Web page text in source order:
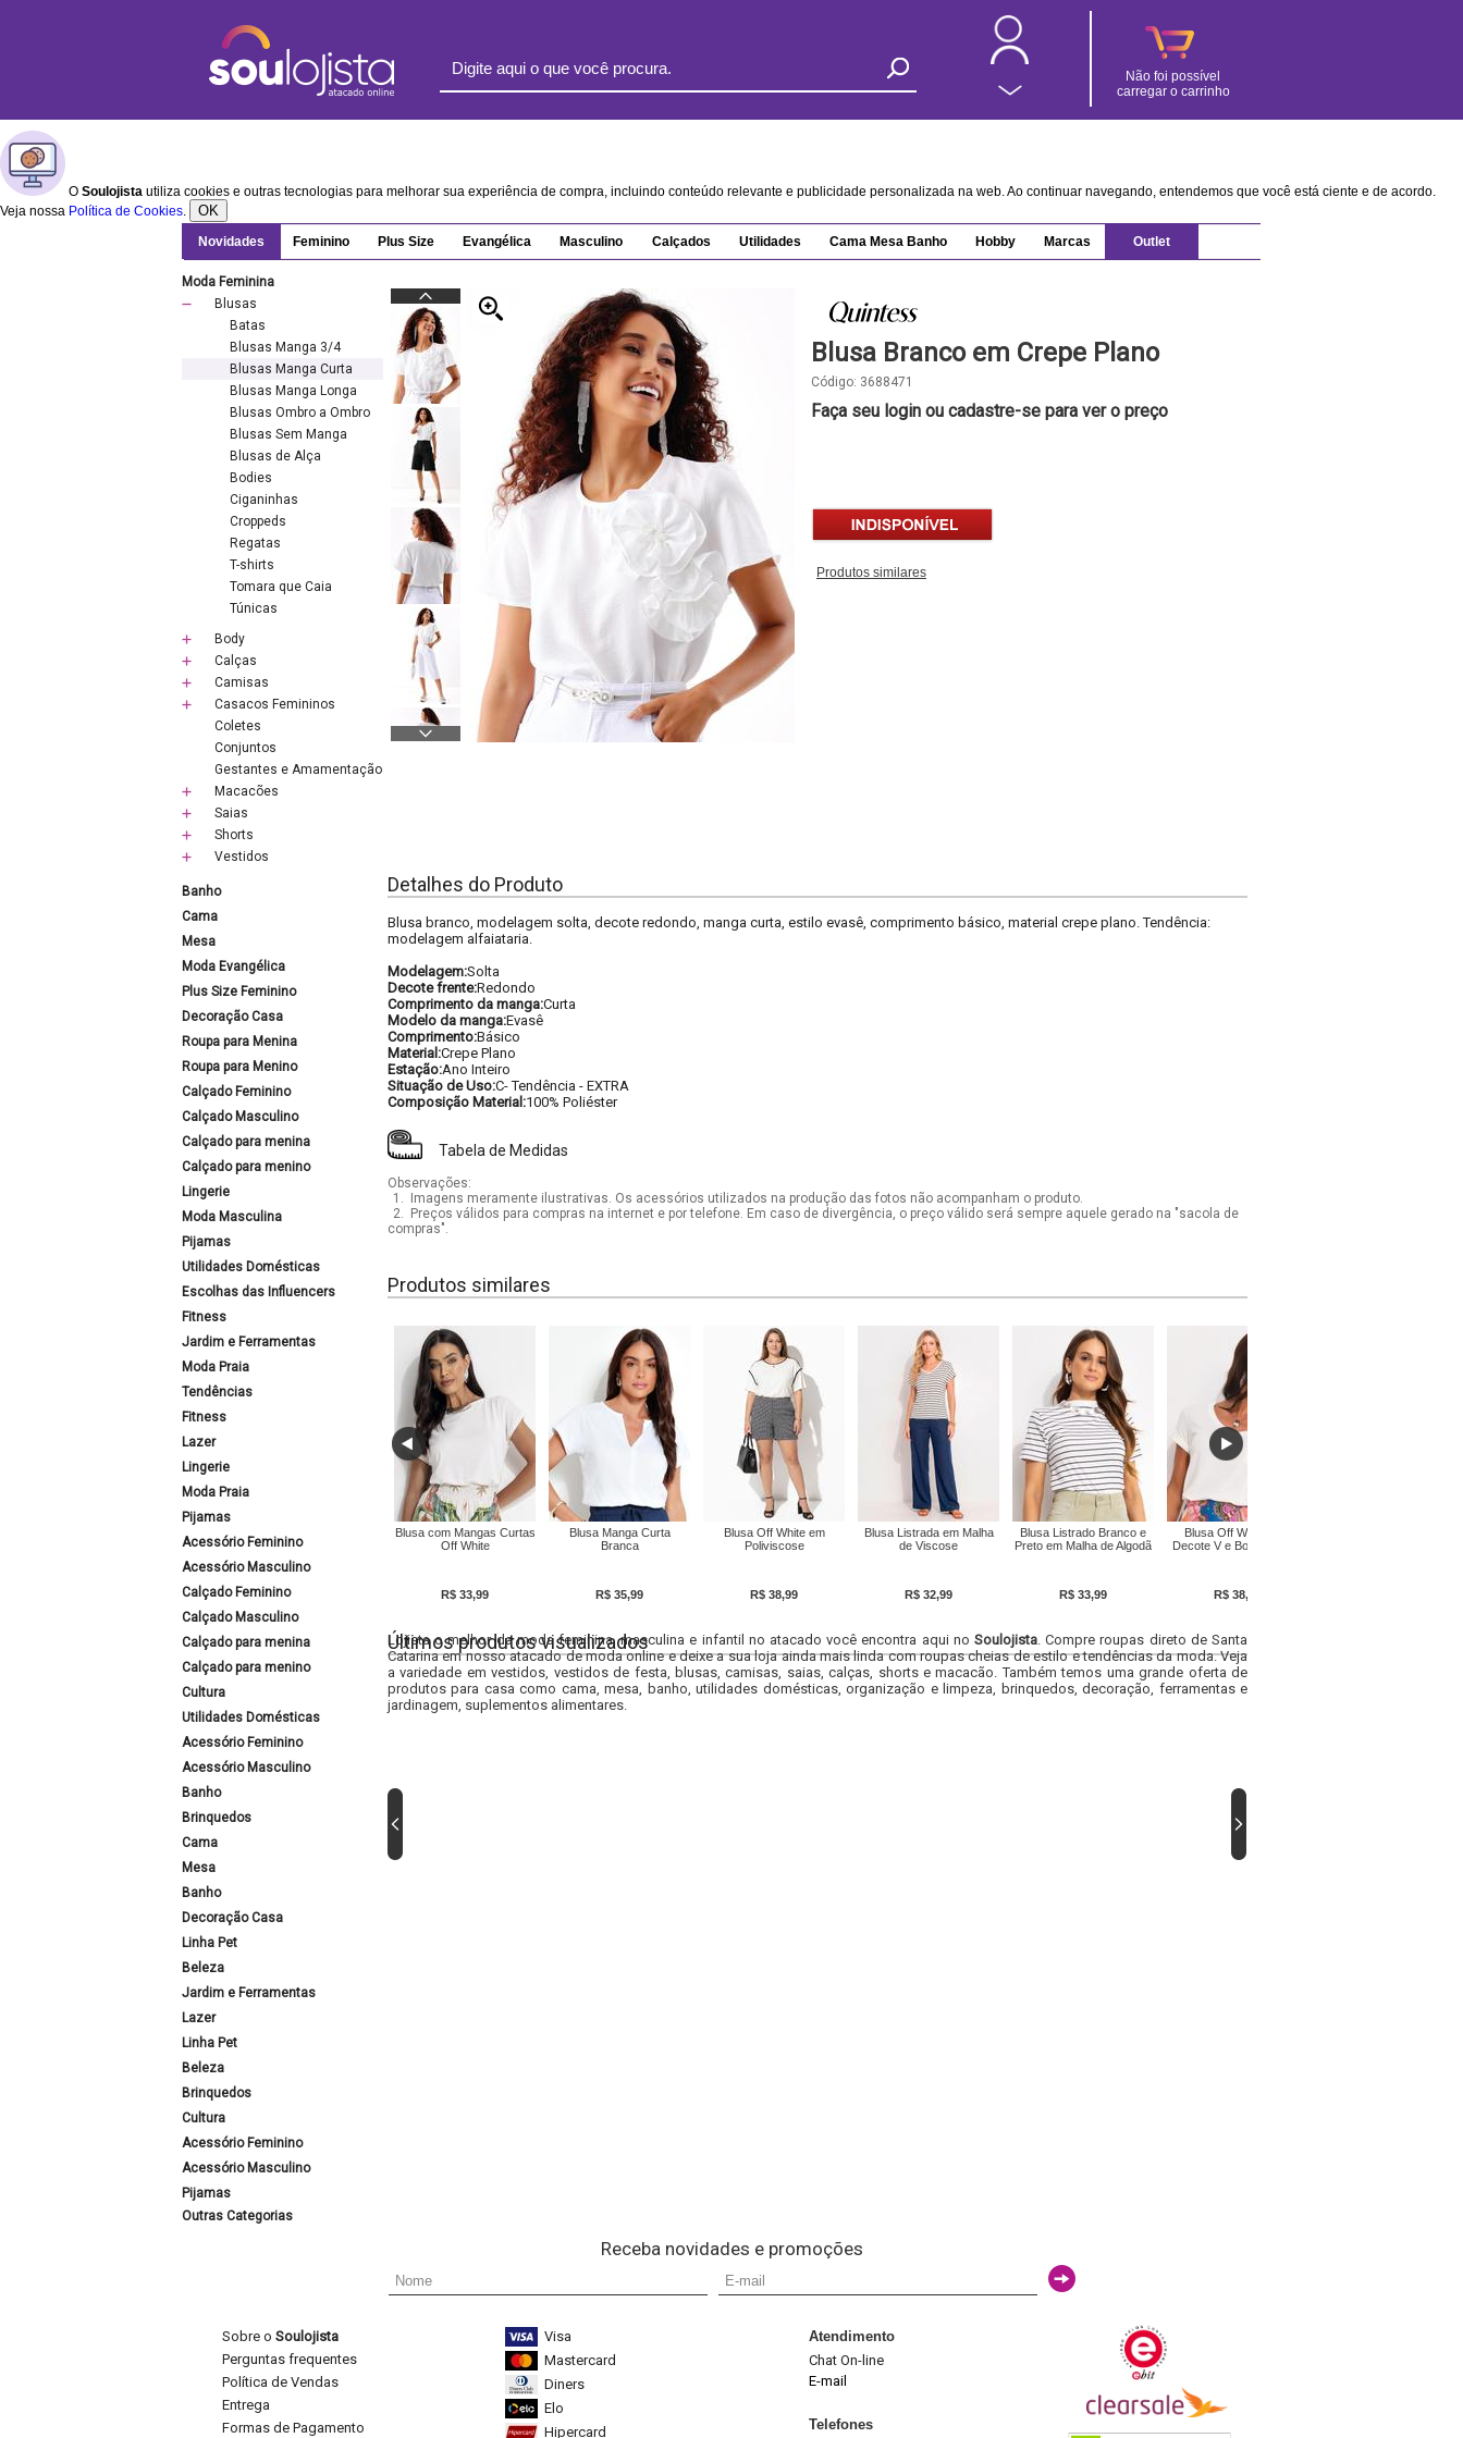
Não foi possível
carregar o carrinho
O Soulojista utiliza cookies e outras tecnologias para melhorar sua experiência de compra, incluindo conteúdo relevante e publicidade personalizada na web. Ao continuar navegando, entendemos que você está ciente e de acordo.
Veja nossa Política de Cookies. OK
Novidades Feminino Plus Size Evangélica Masculino Calçados Utilidades Cama Mesa Banho Hobby Marcas Outlet
Moda Feminina
Blusas
Batas
Blusas Manga 3/4
Blusas Manga Curta
Blusas Manga Longa
Blusas Ombro a Ombro
Blusas Sem Manga
Blusas de Alça
Bodies
Ciganinhas
Croppeds
Regatas
T-shirts
Tomara que Caia
Túnicas
Body
Calças
Camisas
Casacos Femininos
Coletes
Conjuntos
Gestantes e Amamentação
Macacões
Saias
Shorts
Vestidos
Banho
Cama
Mesa
Moda Evangélica
Plus Size Feminino
Decoração Casa
Roupa para Menina
Roupa para Menino
Calçado Feminino
Calçado Masculino
Calçado para menina
Calçado para menino
Lingerie
Moda Masculina
Pijamas
Utilidades Domésticas
Escolhas das Influencers
Fitness
Jardim e Ferramentas
Moda Praia
Tendências
Fitness
Lazer
Lingerie
Moda Praia
Pijamas
Acessório Feminino
Acessório Masculino
Calçado Feminino
Calçado Masculino
Calçado para menina
Calçado para menino
Cultura
Utilidades Domésticas
Acessório Feminino
Acessório Masculino
Banho
Brinquedos
Cama
Mesa
Banho
Decoração Casa
Linha Pet
Beleza
Jardim e Ferramentas
Lazer
Linha Pet
Beleza
Brinquedos
Cultura
Acessório Feminino
Acessório Masculino
Pijamas
Outras Categorias
Blusa Branco em Crepe Plano
Código: 3688471
Faça seu login ou cadastre-se para ver o preço
Produtos similares
Detalhes do Produto
Blusa branco, modelagem solta, decote redondo, manga curta, estilo evasê, comprimento básico, material crepe plano. Tendência:
modelagem alfaiataria.
Modelagem:Solta
Decote frente:Redondo
Comprimento da manga:Curta
Modelo da manga:Evasê
Comprimento:Básico
Material:Crepe Plano
Estação:Ano Inteiro
Situação de Uso:C- Tendência - EXTRA
Composição Material:100% Poliéster
Tabela de Medidas
Observações:
1.
Imagens meramente ilustrativas. Os acessórios utilizados na produção das fotos não acompanham o produto.
2.
Preços válidos para compras na internet e por telefone. Em caso de divergência, o preço válido será sempre aquele gerado na "sacola de
compras".
Produtos similares
Blusa com Mangas Curtas
Off White
R$ 33,99
Blusa Manga Curta
Branca
R$ 35,99
Blusa Off White em
Poliviscose
R$ 38,99
Blusa Listrada em Malha
de Viscose
R$ 32,99
Blusa Listrado Branco e
Preto em Malha de Algodã
R$ 33,99
Blusa Off White com
Decote V e Bolso Frontal
R$ 38,99
Últimos produtos visualizados
Lojista o melhor da moda feminina, masculina e infantil no atacado você encontra aqui no Soulojista. Compre roupas direto de Santa
Catarina em nosso atacado de moda online e deixe a sua loja ainda mais linda com roupas cheias de estilo e tendências da moda. Veja
a variedade em vestidos, vestidos de festa, blusas, camisas, saias, calças, shorts e macacão. Também temos uma grande oferta de
produtos para casa como cama, mesa, banho, utilidades domésticas, organização e limpeza, brinquedos, decoração, ferramentas e
jardinagem, suplementos alimentares.
Receba novidades e promoções
Sobre o Soulojista
Perguntas frequentes
Política de Vendas
Entrega
Formas de Pagamento
Visa
Mastercard
Diners
Elo
Hipercard
Atendimento
Chat On-line
E-mail
Telefones